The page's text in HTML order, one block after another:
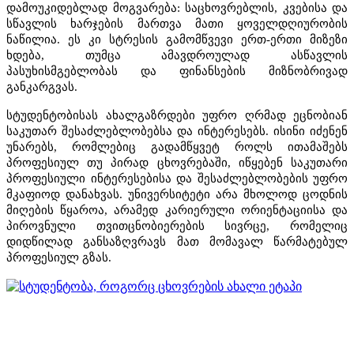
დამოუკიდებლად მოგვარება: საცხოვრებლის, კვებისა და
სწავლის ხარჯების მართვა მათი ყოველდღიურობის
ნაწილია. ეს კი სტრესის გამომწვევი ერთ-ერთი მიზეზი
ხდება, თუმცა ამავდროულად ასწავლის
პასუხისმგებლობას და ფინანსების მიზნობრივად
განკარგვას.
სტუდენტობისას ახალგაზრდები უფრო ღრმად ეცნობიან
საკუთარ შესაძლებლობებსა და ინტერესებს. ისინი იძენენ
უნარებს, რომლებიც გადამწყვეტ როლს ითამაშებს
პროფესიულ თუ პირად ცხოვრებაში, იწყებენ საკუთარი
პროფესიული ინტერესებისა და შესაძლებლობების უფრო
მკაფიოდ დანახვას. უნივერსიტეტი არა მხოლოდ ცოდნის
მიღების წყაროა, არამედ კარიერული ორიენტაციისა და
პიროვნული თვითცნობიერების სივრცე, რომელიც
დიდწილად განსაზღვრავს მათ მომავალ წარმატებულ
პროფესიულ გზას.